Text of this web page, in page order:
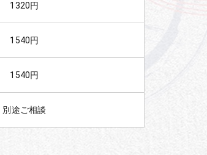
1320円
1540円
1540円
別途ご相談